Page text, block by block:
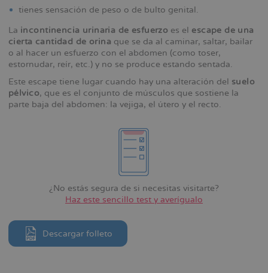
tienes sensación de peso o de bulto genital.
La incontinencia urinaria de esfuerzo es el escape de una
cierta cantidad de orina que se da al caminar, saltar, bailar
o al hacer un esfuerzo con el abdomen (como toser,
estornudar, reír, etc.) y no se produce estando sentada.
Este escape tiene lugar cuando hay una alteración del suelo
pélvico, que es el conjunto de músculos que sostiene la
parte baja del abdomen: la vejiga, el útero y el recto.
¿No estás segura de si necesitas visitarte?
Haz este sencillo test y averígualo
Descargar folleto